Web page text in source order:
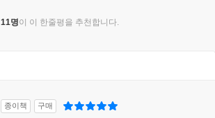
11명이 이 한줄평을 추천합니다.
종이책 구매